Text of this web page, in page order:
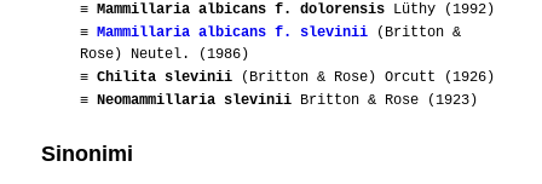
≡ Mammillaria albicans f. dolorensis Lüthy (1992)
≡ Mammillaria albicans f. slevinii (Britton &
Rose) Neutel. (1986)
≡ Chilita slevinii (Britton & Rose) Orcutt (1926)
≡ Neomammillaria slevinii Britton & Rose (1923)
Sinonimi